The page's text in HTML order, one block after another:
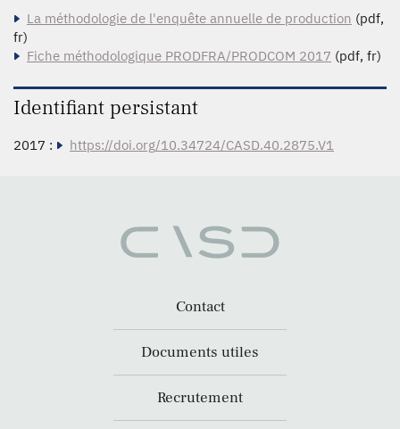
La méthodologie de l'enquête annuelle de production (pdf,
fr)
Fiche méthodologique PRODFRA/PRODCOM 2017 (pdf, fr)
Identifiant persistant
2017 : https://doi.org/10.34724/CASD.40.2875.V1
Contact
Documents utiles
Recrutement